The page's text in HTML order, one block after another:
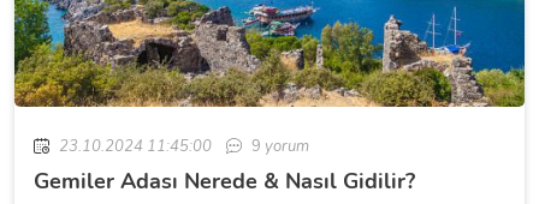
23.10.2024 11:45:00 9 yorum
Gemiler Adası Nerede & Nasıl Gidilir?